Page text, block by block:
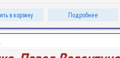
в корзину Подробнее